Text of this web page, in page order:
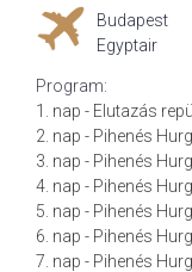
Budapest
Egyptair
Program:
1. nap - Elutazás
2. nap - Pihenés
3. nap - Pihenés
4. nap - Pihenés
5. nap - Pihenés
6. nap - Pihenés
7. nap - Pihenés